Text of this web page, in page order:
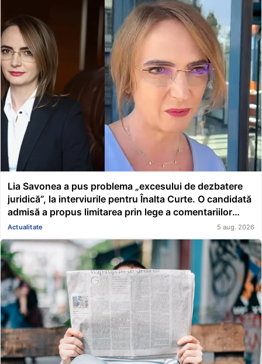
Lia Savonea a pus problema „excesului de dezbatere
juridică”, la interviurile pentru Înalta Curte. O candidată
admisă a propus limitarea prin lege a comentariilor
presei și societății civile în privința deciziilor instanțelor
Actualitate 5 aug. 2026